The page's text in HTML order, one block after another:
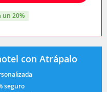
un 20%
con Atrápalo
seguro